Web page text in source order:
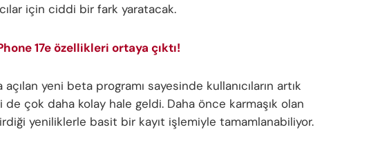
için ciddi bir fark yaratacak.
17e özellikleri ortaya çıktı!
açılan yeni beta programı sayesinde kullanıcıların artık
çok daha kolay hale geldi. Daha önce karmaşık olan
yeniliklerle basit bir kayıt işlemiyle tamamlanabiliyor.